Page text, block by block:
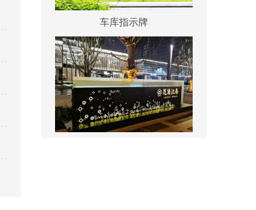
车库指示牌